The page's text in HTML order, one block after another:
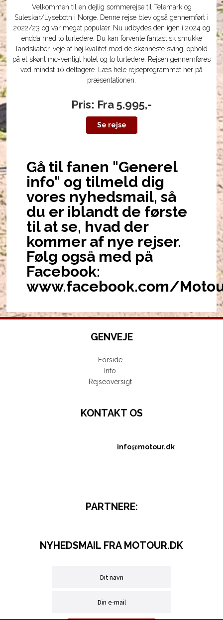
Velkommen til en dejlig sommerejse til Telemark og
Suleskar/Lysebotn i Norge. Denne rejse blev også gennemført i
2022/23 og var meget populær. Nu udbydes den igen i 2024 og
endda med to turledere. Du kan forvente fantastisk smukke
landskaber, veje af høj kvalitet med de skønneste sving, ophold
på et skønt mc-venligt hotel og to turledere. Rejsen gennemføres
ved mindst 10 deltagere. Læs hele rejseprogrammet her på
præsentationen.
Pris: Fra 5.995,-
Se rejse
Gå til fanen "Generel
info" og tilmeld dig
vores nyhedsmail, så
du er iblandt de første
til at se, hvad der
kommer af nye rejser.
Følg også med på
Facebook:
www.facebook.com/
GENVEJE
Forside
Info
Rejseoversigt
KONTAKT OS
info@motour.dk
PARTNERE:
NYHEDSMAIL FRA MOTOUR.DK